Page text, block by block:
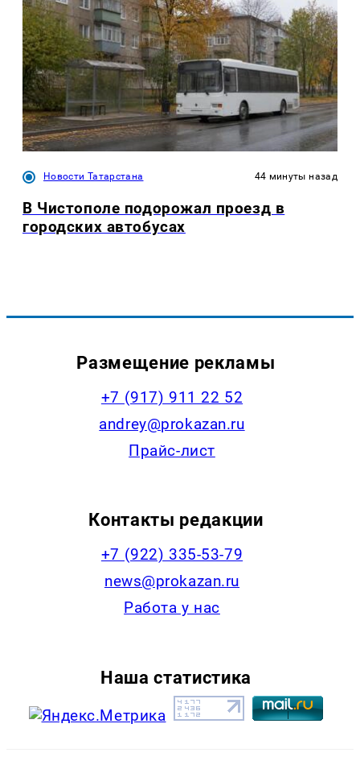
Новости Татарстана 44 минуты назад
В Чистополе подорожал проезд в
городских автобусах
Размещение рекламы
+7 (917) 911 22 52
andrey@prokazan.ru
Прайс-лист
Контакты редакции
+7 (922) 335-53-79
news@prokazan.ru
Работа у нас
Наша статистика